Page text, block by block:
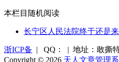
本栏目随机阅读
长宁区人民法院终于还是
浙ICP备 | QQ： | 地址：敢撕
Copyright © 2026 天人文章管理